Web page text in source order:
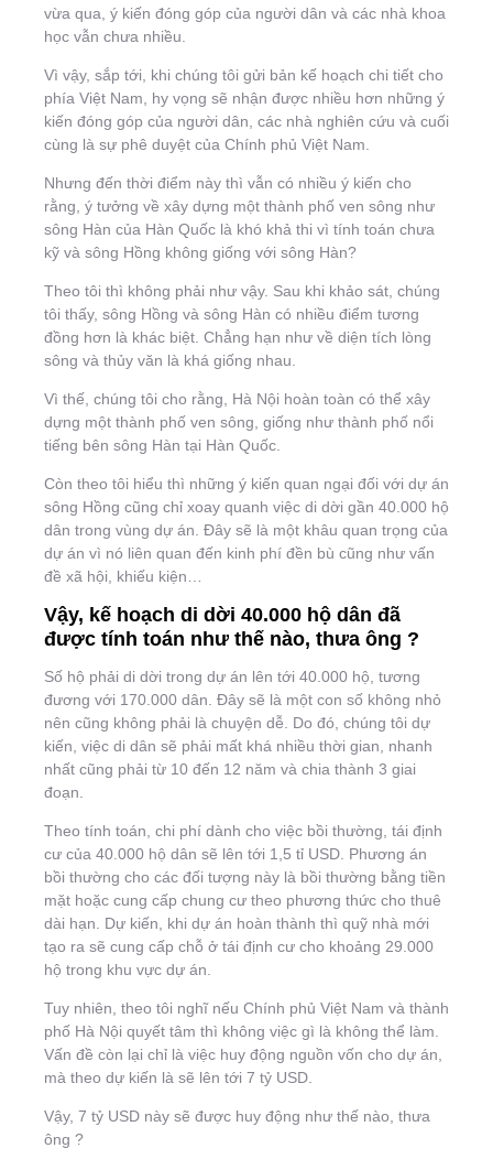
vừa qua, ý kiến đóng góp của người dân và các nhà khoa
học vẫn chưa nhiều.
Vì vậy, sắp tới, khi chúng tôi gửi bản kế hoạch chi tiết cho
phía Việt Nam, hy vọng sẽ nhận được nhiều hơn những ý
kiến đóng góp của người dân, các nhà nghiên cứu và cuối
cùng là sự phê duyệt của Chính phủ Việt Nam.
Nhưng đến thời điểm này thì vẫn có nhiều ý kiến cho
rằng, ý tưởng về xây dựng một thành phố ven sông như
sông Hàn của Hàn Quốc là khó khả thi vì tính toán chưa
kỹ và sông Hồng không giống với sông Hàn?
Theo tôi thì không phải như vậy. Sau khi khảo sát, chúng
tôi thấy, sông Hồng và sông Hàn có nhiều điểm tương
đồng hơn là khác biệt. Chẳng hạn như về diện tích lòng
sông và thủy văn là khá giống nhau.
Vì thế, chúng tôi cho rằng, Hà Nội hoàn toàn có thể xây
dựng một thành phố ven sông, giống như thành phố nổi
tiếng bên sông Hàn tại Hàn Quốc.
Còn theo tôi hiểu thì những ý kiến quan ngại đối với dự án
sông Hồng cũng chỉ xoay quanh việc di dời gần 40.000 hộ
dân trong vùng dự án. Đây sẽ là một khâu quan trọng của
dự án vì nó liên quan đến kinh phí đền bù cũng như vấn
đề xã hội, khiếu kiện…
Vậy, kế hoạch di dời 40.000 hộ dân đã
được tính toán như thế nào, thưa ông ?
Số hộ phải di dời trong dự án lên tới 40.000 hộ, tương
đương với 170.000 dân. Đây sẽ là một con số không nhỏ
nên cũng không phải là chuyện dễ. Do đó, chúng tôi dự
kiến, việc di dân sẽ phải mất khá nhiều thời gian, nhanh
nhất cũng phải từ 10 đến 12 năm và chia thành 3 giai
đoạn.
Theo tính toán, chi phí dành cho việc bồi thường, tái định
cư của 40.000 hộ dân sẽ lên tới 1,5 tỉ USD. Phương án
bồi thường cho các đối tượng này là bồi thường bằng tiền
mặt hoặc cung cấp chung cư theo phương thức cho thuê
dài hạn. Dự kiến, khi dự án hoàn thành thì quỹ nhà mới
tạo ra sẽ cung cấp chỗ ở tái định cư cho khoảng 29.000
hộ trong khu vực dự án.
Tuy nhiên, theo tôi nghĩ nếu Chính phủ Việt Nam và thành
phố Hà Nội quyết tâm thì không việc gì là không thể làm.
Vấn đề còn lại chỉ là việc huy động nguồn vốn cho dự án,
mà theo dự kiến là sẽ lên tới 7 tỷ USD.
Vậy, 7 tỷ USD này sẽ được huy động như thế nào, thưa
ông ?